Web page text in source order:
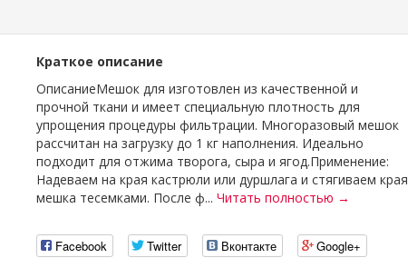
Краткое описание
ОписаниеМешок для изготовлен из качественной и
прочной ткани и имеет специальную плотность для
упрощения процедуры фильтрации. Многоразовый мешок
рассчитан на загрузку до 1 кг наполнения. Идеально
подходит для отжима творога, сыра и ягод.Применение:
Надеваем на края кастрюли или дуршлага и стягиваем края
мешка тесемками. После ф... Читать полностью →
Facebook Twitter Вконтакте Google+